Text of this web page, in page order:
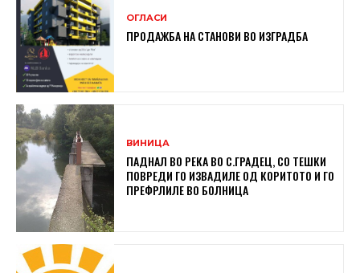
ОГЛАСИ
ПРОДАЖБА НА СТАНОВИ ВО ИЗГРАДБА
ВИНИЦА
ПАДНАЛ ВО РЕКА ВО С.ГРАДЕЦ, СО ТЕШКИ
ПОВРЕДИ ГО ИЗВАДИЛЕ ОД КОРИТОТО И ГО
ПРЕФРЛИЛЕ ВО БОЛНИЦА